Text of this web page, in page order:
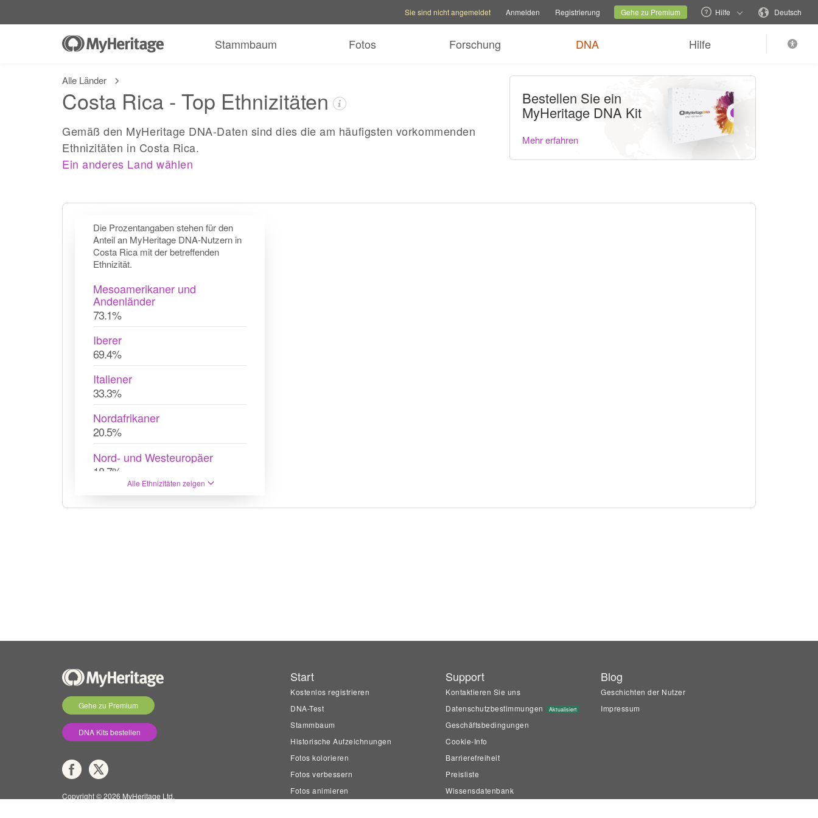
Aktuelle FamilienseiteSprache wechseln
Sie sind nicht angemeldet Anmelden Registrierung Gehe zu Premium Hilfe Deutsch
Stammbaum Fotos Forschung DNA Hilfe
Alle Länder
Costa Rica - Top Ethnizitäten
Gemäß den MyHeritage DNA-Daten sind dies die am häufigsten vorkommenden
Ethnizitäten in Costa Rica.
Ein anderes Land wählen
Bestellen Sie ein
MyHeritage DNA Kit
Mehr erfahren
Die Prozentangaben stehen für den
Anteil an MyHeritage DNA-Nutzern in
Costa Rica mit der betreffenden
Ethnizität.
Mesoamerikaner und
Andenländer
73.1%
Iberer
69.4%
Italiener
33.3%
Nordafrikaner
20.5%
Nord- und Westeuropäer
18.7%
Alle Ethnizitäten zeigen
Gehe zu Premium
DNA Kits bestellen
Copyright © 2026 MyHeritage Ltd.
Start
Kostenlos registrieren
DNA-Test
Stammbaum
Historische Aufzeichnungen
Fotos kolorieren
Fotos verbessern
Fotos animieren
Support
Kontaktieren Sie uns
Datenschutzbestimmungen
Aktualisiert
Geschäftsbedingungen
Cookie-Info
Barrierefreiheit
Preisliste
Wissensdatenbank
Blog
Geschichten der Nutzer
Impressum